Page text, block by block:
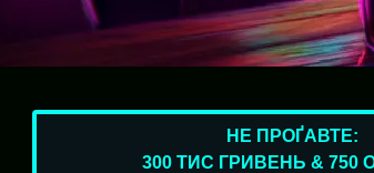
НЕ ПРОҐАВТЕ:
300 ТИС ГРИВЕНЬ & 750